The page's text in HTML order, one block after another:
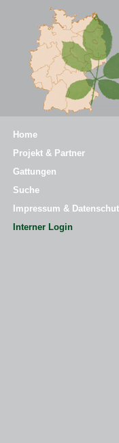
Home
Projekt & Partner
Gattungen
Suche
Impressum &
Interner Login